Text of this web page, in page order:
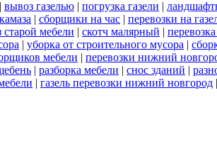
| вывоз газелью | погрузка газели |
| сборщики на час | перевозки на
старой мебели | скотч малярный |
| уборка от строительного мусора |
мебели | перевозки нижний
| разборка мебели | снос зданий |
| газель перевозки нижний новгород |